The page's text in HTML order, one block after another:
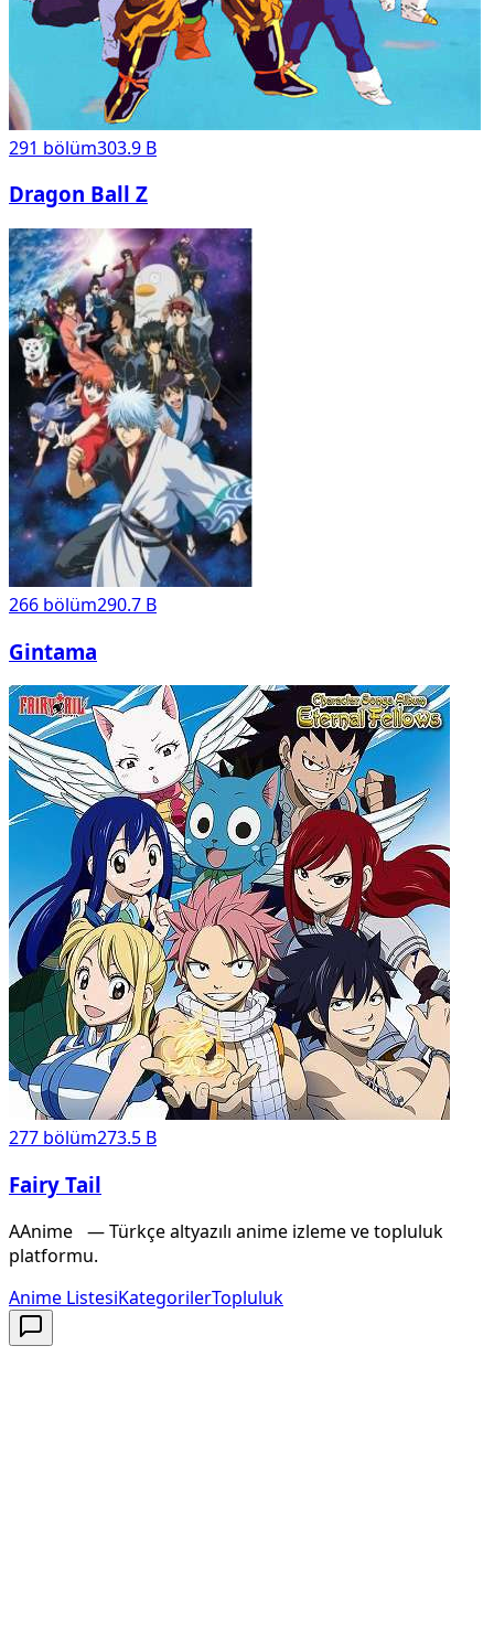
291 bölüm303.9 B
Dragon Ball Z
266 bölüm290.7 B
Gintama
277 bölüm273.5 B
Fairy Tail
AAnime — Türkçe altyazılı anime izleme ve topluluk
platformu.
Anime ListesiKategorilerTopluluk